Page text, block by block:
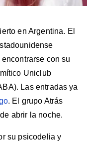
en Argentina. El
con su
Uniclub
Las entradas ya
. El grupo Atrás
abrir la noche.
su psicodelia y